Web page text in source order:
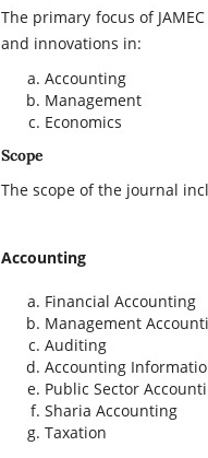
The primary focus of
and innovations in:
Accounting
Management
Economics
Scope
The scope of the journal
Accounting
Financial Accounting
Management
Auditing
Accounting
Public Sector
Sharia Accounting
Taxation